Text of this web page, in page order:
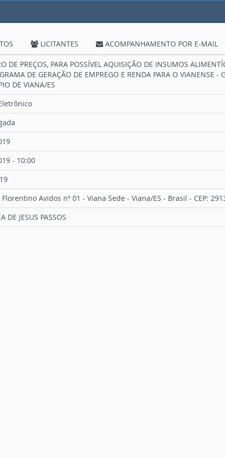
LICITANTES ACOMPANHAMENTO POR E-MAIL
DE PREÇOS, PARA POSSÍVEL AQUISIÇÃO DE INSUMOS
DE GERAÇÃO DE EMPREGO E RENDA PARA O VIANENSE -
DE VIANA/ES
- 10:00
Avidos nº 01 - Viana Sede - Viana/ES - Brasil - CEP:
DE JESUS PASSOS